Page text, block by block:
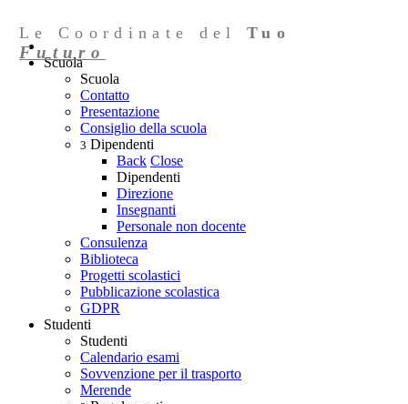
Le Coordinate delTuo
Futuro
Scuola
Scuola
Contatto
Presentazione
Consiglio della scuola
3 Dipendenti
Back Close
Dipendenti
Direzione
Insegnanti
Personale non docente
Consulenza
Biblioteca
Progetti scolastici
Pubblicazione scolastica
GDPR
Studenti
Studenti
Calendario esami
Sovvenzione per il trasporto
Merende